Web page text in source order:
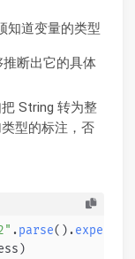
知道变量的类型
断出它的具体
String 转为整
型的标注，否
.parse().expect